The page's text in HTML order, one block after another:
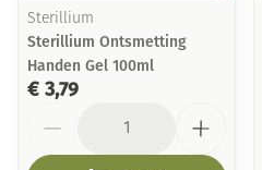
Sterillium
Sterillium Ontsmetting
Handen Gel 100ml
€ 3,79